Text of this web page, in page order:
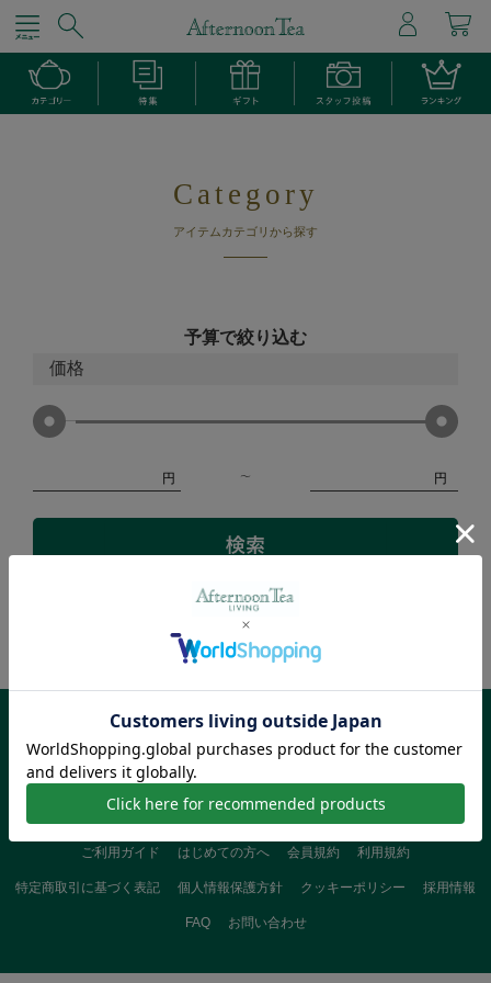
Category
アイテムカテゴリから探す
予算で絞り込む
価格
円 円
該当商品： 件
ご利用ガイド はじめての方へ 会員規約 利用規約
特定商取引に基づく表記 個人情報保護方針 クッキーポリシー 採用情報
FAQ お問い合わせ